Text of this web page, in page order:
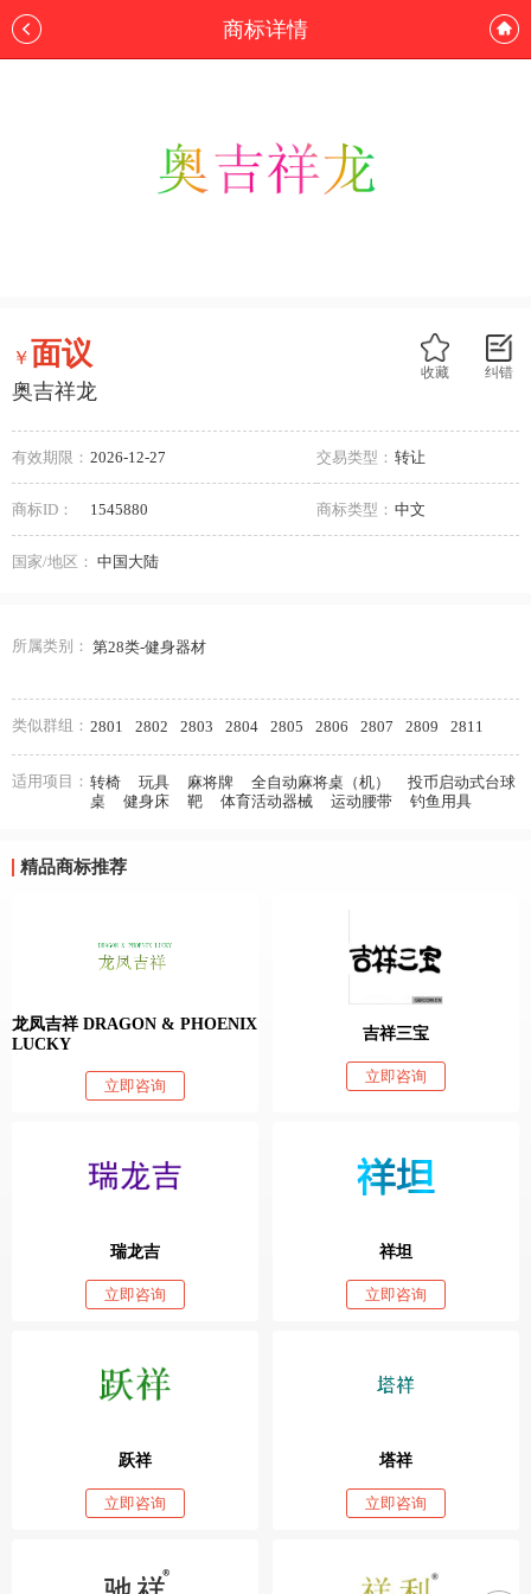
商标详情
纠错
收藏
￥面议
奥吉祥龙
有效期限： 2026-12-27 交易类型： 转让
商标ID： 1545880 商标类型： 中文
国家/地区： 中国大陆
所属类别： 第28类-健身器材
类似群组： 2801 2802 2803 2804 2805 2806 2807 2809 2811
适用项目： 转椅 玩具 麻将牌 全自动麻将桌（机）
投币启动式台球
桌
健身床 靶 体育活动器械 运动腰带 钓鱼用具
精品商标推荐
龙凤吉祥 DRAGON & PHOENIX
LUCKY
立即咨询
吉祥三宝
立即咨询
瑞龙吉
立即咨询
祥坦
立即咨询
跃祥
立即咨询
塔祥
立即咨询